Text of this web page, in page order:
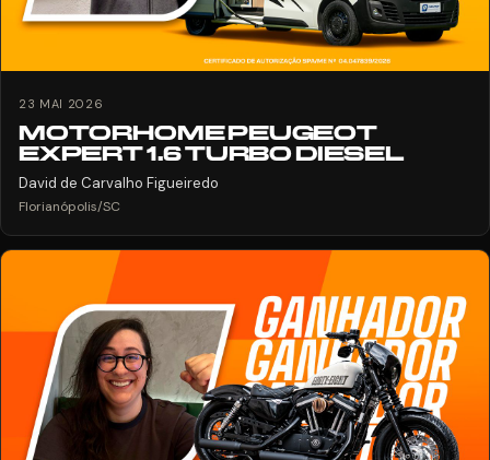
23 MAI 2026
MOTORHOME PEUGEOT
EXPERT 1.6 TURBO DIESEL
David de Carvalho Figueiredo
Florianópolis/SC